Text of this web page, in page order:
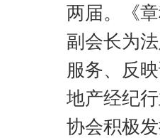
两届。《
副会长为
服务、反
地产经纪
协会积极